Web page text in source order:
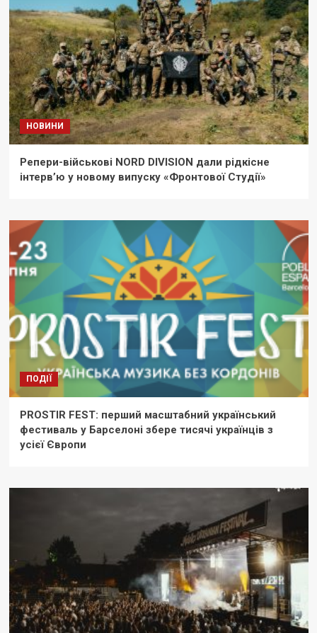
НОВИНИ
Репери-військові NORD DIVISION дали рідкісне
інтерв’ю у новому випуску «Фронтової Студії»
ПОДІЇ
PROSTIR FEST: перший масштабний український
фестиваль у Барселоні збере тисячі українців з
усієї Європи